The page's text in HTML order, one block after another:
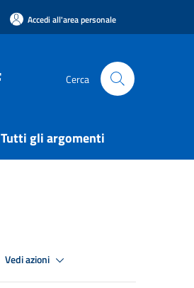
Accedi all'area personale
Cerca
Tutti gli argomenti
Vedi azioni